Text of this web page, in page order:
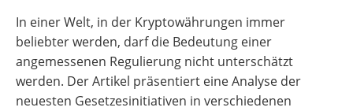
In einer Welt, in der Kryptowährungen immer
beliebter werden, darf die Bedeutung einer
angemessenen Regulierung nicht unterschätzt
werden. Der Artikel präsentiert eine Analyse der
neuesten Gesetzesinitiativen in verschiedenen